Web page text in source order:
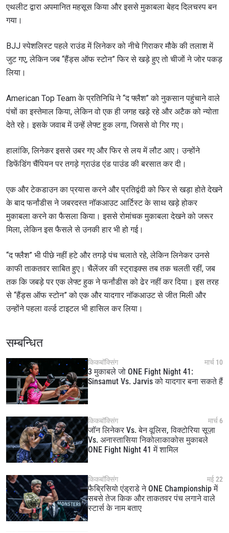
एथलीट द्वारा अपमानित महसूस किया और इससे मुकाबला बेहद दिलचस्प बन
गया।
BJJ स्पेशलिस्ट पहले राउंड में लिनेकर को नीचे गिराकर मौके की तलाश में
जुट गए, लेकिन जब “हैंड्स ऑफ स्टोन” फिर से खड़े हुए तो चीजों ने जोर पकड़
लिया।
American Top Team के प्रतिनिधि ने “द फ्लैश” को नुकसान पहुंचाने वाले
पंचों का इस्तेमाल किया, लेकिन वो एक ही जगह खड़े रहे और अटैक को न्योता
देते रहे। इसके जवाब में उन्हें लेफ्ट हुक लगा, जिससे वो गिर गए।
हालांकि, लिनेकर इससे उबर गए और फिर से लय में लौट आए। उन्होंने
डिफेंडिंग चैंपियन पर तगड़े ग्राउंड एंड पाउंड की बरसात कर दी।
एक और टेकडाउन का प्रयास करने और प्रतिद्वंदी को फिर से खड़ा होते देखने
के बाद फर्नांडीस ने जबरदस्त नॉकआउट आर्टिस्ट के साथ खड़े होकर
मुकाबला करने का फैसला किया। इससे रोमांचक मुकाबला देखने को जरूर
मिला, लेकिन इस फैसले से उनकी हार भी हो गई।
“द फ्लैश” भी पीछे नहीं हटे और तगड़े पंच चलाते रहे, लेकिन लिनेकर उनसे
काफी ताकतवर साबित हुए। चैलेंजर की स्ट्राइक्स तब तक चलती रहीं, जब
तक कि जबड़े पर एक लेफ्ट हुक ने फर्नांडीस को ढेर नहीं कर दिया। इस तरह
से “हैंड्स ऑफ स्टोन” को एक और यादगार नॉकआउट से जीत मिली और
उन्होंने पहला वर्ल्ड टाइटल भी हासिल कर लिया।
सम्बन्धित
किकबॉक्सिंग मार्च 10
3 मुकाबले जो ONE Fight Night 41:
Sinsamut Vs. Jarvis को यादगार बना सकते हैं
किकबॉक्सिंग मार्च 6
जॉन लिनेकर Vs. बेन वूलिस, विक्टोरिया सूज़ा
Vs. अनास्तासिया निकोलाकाकोस मुकाबले
ONE Fight Night 41 में शामिल
किकबॉक्सिंग मई 22
फैब्रिसियो एंड्राडे ने ONE Championship में
सबसे तेज किक और ताकतवर पंच लगाने वाले
स्टार्स के नाम बताए